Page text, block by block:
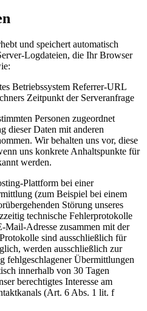
und speichert automatisch
Logdateien, die Ihr Browser
Betriebssystem Referrer-URL
Zeitpunkt der Serveranfrage
Personen zugeordnet
dieser Daten mit anderen
Wir behalten uns vor, diese
uns konkrete Anhaltspunkte für
werden.
Plattform bei einer
(zum Beispiel bei einem
Störung unseres
technische Fehlerprotokolle
Mail-Adresse zusammen mit der
sind ausschließlich für
werden ausschließlich zur
fehlgeschlagener Übermittlungen
innerhalb von 30 Tagen
berechtigtes Interesse am
(Art. 6 Abs. 1 lit. f